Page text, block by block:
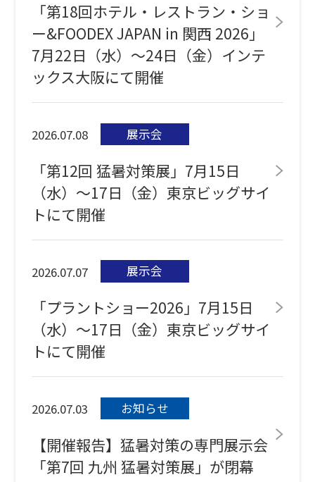
「第18回ホテル・レストラン・ショ
ー&FOODEX JAPAN in 関西 2026」
7月22日（水）～24日（金）インテ
ックス大阪にて開催
2026.07.08 展示会
「第12回 猛暑対策展」7月15日
（水）～17日（金）東京ビッグサイ
トにて開催
2026.07.07 展示会
「プラントショー2026」7月15日
（水）～17日（金）東京ビッグサイ
トにて開催
2026.07.03 お知らせ
【開催報告】猛暑対策の専門展示会
「第7回 九州 猛暑対策展」が閉幕